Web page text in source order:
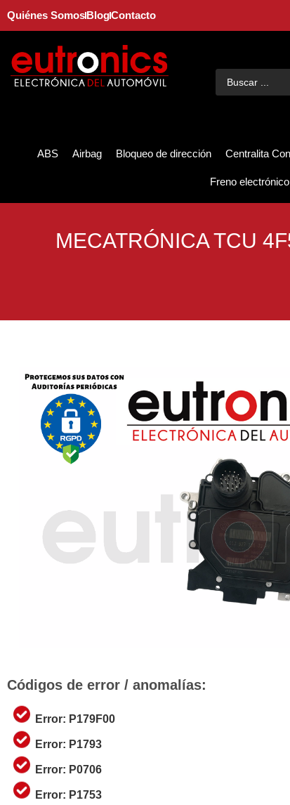
Quiénes SomosBlogContacto
ABS Airbag Bloqueo de dirección Centralita
Freno electrónico
MECATRÓNICA TCU
Códigos de error / anomalías:
Error: P179F00
Error: P1793
Error: P0706
Error: P1753